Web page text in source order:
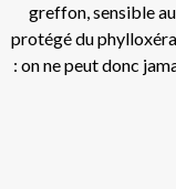
greffon, sensible
protégé du
: on ne peut donc